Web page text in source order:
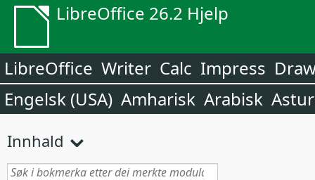
LibreOffice 26.2 Hjelp
LibreOffice Writer Calc Impress
Engelsk (USA) Amharisk Arabisk
Innhald